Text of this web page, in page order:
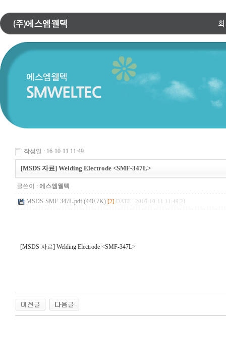
작성일 : 16-10-11 11:49
[MSDS 자료] Welding Electrode <SMF-347L>
글쓴이 : 에스엠웰텍
MSDS-SMF-347L.pdf (440.7K) [2] DATE : 2016-10-11 11:49:21
[MSDS 자료] Welding Electrode <SMF-347L>